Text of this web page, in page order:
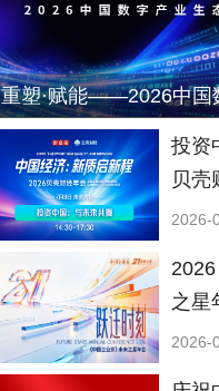
重塑·赋能——2026中国
投资
贝壳
2026-
之星
2026-